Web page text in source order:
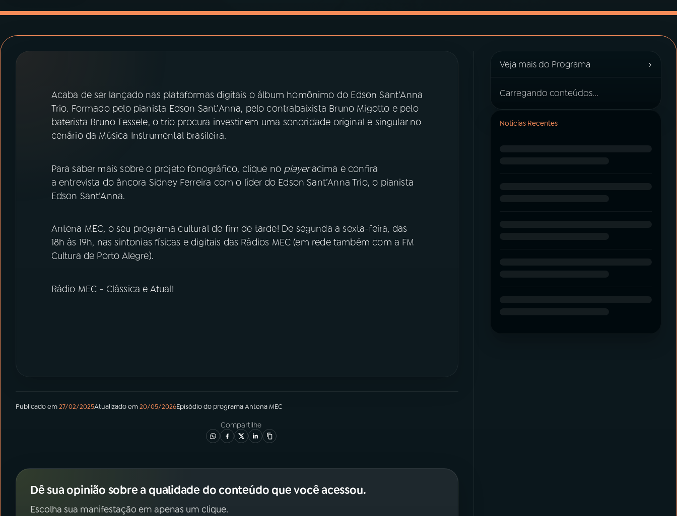
ACOMPANHE A RÁDIO MEC
Facebook
Acaba de ser lançado nas plataformas digitais o álbum homônimo do Edson Sant’Anna
Trio. Formado pelo pianista Edson Sant’Anna, pelo contrabaixista Bruno Migotto e pelo
baterista Bruno Tessele, o trio procura investir em uma sonoridade original e singular no
cenário da Música Instrumental brasileira.
Para saber mais sobre o projeto fonográfico, clique no playeracima e confira
a entrevista do âncora Sidney Ferreira com o líder do Edson Sant’Anna Trio, o pianista
Edson Sant’Anna.
Antena MEC, o seu programa cultural de fim de tarde! De segunda a sexta-feira, das
18h às 19h, nas sintonias físicas e digitais das Rádios MEC (em rede também com a FM
Cultura de Porto Alegre).
Rádio MEC - Clássica e Atual!
Publicado em27/02/2025Atualizado em20/05/2026Episódiodo programaAntena MEC
Compartilhe
Dê sua opinião sobre a qualidade do conteúdo que você acessou.
Escolha sua manifestação em apenas um clique.
Veja mais do Programa ›
Carregando conteúdos...
Notícias Recentes